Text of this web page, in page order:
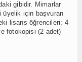
gibidir. Mimarlar
üyelik için başvuran
lisans öğrencileri; 4
fotokopisi (2 adet)